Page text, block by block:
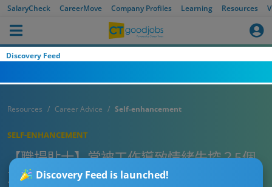
SalaryCheck CareerMove Company Profiles Learning Resources
Discovery Feed
Discovery Feed is launched!
Resources Career Advice Self-enhancement
SELF-ENHANCEMENT
【職場貼士】常被工作導致情緒失控？5個
方法讓自己保持冷靜